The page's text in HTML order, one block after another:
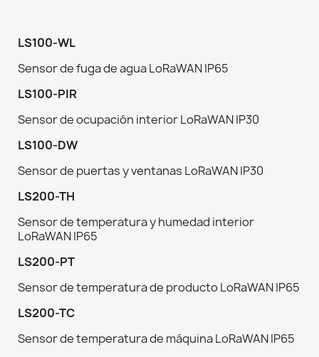
LS100-WL
Sensor de fuga de agua LoRaWAN IP65
LS100-PIR
Sensor de ocupación interior LoRaWAN IP30
LS100-DW
Sensor de puertas y ventanas LoRaWAN IP30
LS200-TH
Sensor de temperatura y humedad interior
LoRaWAN IP65
LS200-PT
Sensor de temperatura de producto LoRaWAN IP65
LS200-TC
Sensor de temperatura de máquina LoRaWAN IP65